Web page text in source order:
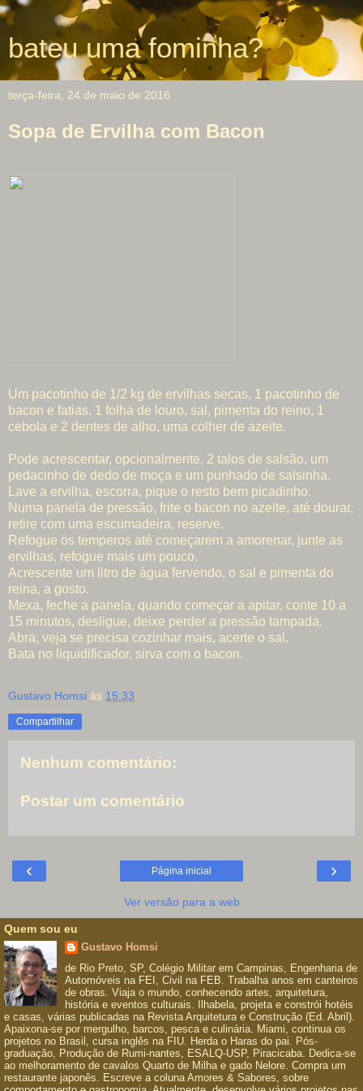
bateu uma fominha?
terça-feira, 24 de maio de 2016
Sopa de Ervilha com Bacon
Um pacotinho de 1/2 kg de ervilhas secas, 1 pacotinho de
bacon e fatias, 1 folha de louro, sal, pimenta do reino, 1
cebola e 2 dentes de alho, uma colher de azeite.
Pode acrescentar, opcionalmente, 2 talos de salsão, um
pedacinho de dedo de moça e um punhado de salsinha.
Lave a ervilha, escorra, pique o resto bem picadinho.
Numa panela de pressão, frite o bacon no azeite, até dourar,
retire com uma escumadeira, reserve.
Refogue os temperos até começarem a amorenar, junte as
ervilhas, refogue mais um pouco.
Acrescente um litro de água fervendo, o sal e pimenta do
reina, a gosto.
Mexa, feche a panela, quando começar a apitar, conte 10 a
15 minutos, desligue, deixe perder a pressão tampada.
Abra, veja se precisa cozinhar mais, acerte o sal.
Bata no liquidificador, sirva com o bacon.
Gustavo Homsi às 15:33
Compartilhar
Nenhum comentário:
Postar um comentário
‹ ›
Página inicial
Ver versão para a web
Quem sou eu
Gustavo Homsi
de Rio Preto, SP, Colégio Militar em Campinas, Engenharia de
Automóveis na FEI, Civil na FEB. Trabalha anos em canteiros
de obras. Viaja o mundo, conhecendo artes, arquitetura,
história e eventos culturais. Ilhabela, projeta e constrói hotéis
e casas, várias publicadas na Revista Arquitetura e Construção (Ed. Abril).
Apaixona-se por mergulho, barcos, pesca e culinária. Miami, continua os
projetos no Brasil, cursa inglês na FIU. Herda o Haras do pai. Pós-
graduação, Produção de Rumi-nantes, ESALQ-USP, Piracicaba. Dedica-se
ao melhoramento de cavalos Quarto de Milha e gado Nelore. Compra um
restaurante japonês. Escreve a coluna Amores & Sabores, sobre